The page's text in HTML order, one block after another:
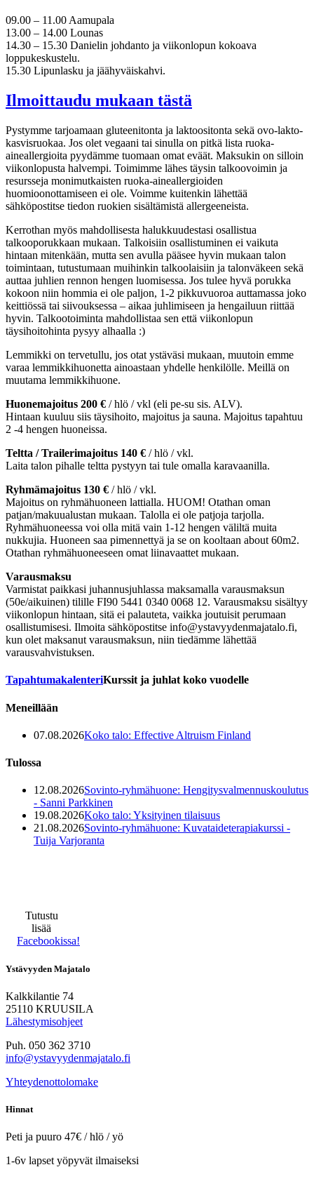
09.00 – 11.00 Aamupala
13.00 – 14.00 Lounas
14.30 – 15.30 Danielin johdanto ja viikonlopun kokoava
loppukeskustelu.
15.30 Lipunlasku ja jäähyväiskahvi.
Ilmoittaudu mukaan tästä
Pystymme tarjoamaan gluteenitonta ja laktoositonta sekä ovo-lakto-
kasvisruokaa. Jos olet vegaani tai sinulla on pitkä lista ruoka-
aineallergioita pyydämme tuomaan omat eväät. Maksukin on silloin
viikonlopusta halvempi. Toimimme lähes täysin talkoovoimin ja
resursseja monimutkaisten ruoka-aineallergioiden
huomioonottamiseen ei ole. Voimme kuitenkin lähettää
sähköpostitse tiedon ruokien sisältämistä allergeeneista.
Kerrothan myös mahdollisesta halukkuudestasi osallistua
talkooporukkaan mukaan. Talkoisiin osallistuminen ei vaikuta
hintaan mitenkään, mutta sen avulla pääsee hyvin mukaan talon
toimintaan, tutustumaan muihinkin talkoolaisiin ja talonväkeen sekä
auttaa juhlien rennon hengen luomisessa. Jos tulee hyvä porukka
kokoon niin hommia ei ole paljon, 1-2 pikkuvuoroa auttamassa joko
keittiössä tai siivouksessa – aikaa juhlimiseen ja hengailuun riittää
hyvin. Talkootoiminta mahdollistaa sen että viikonlopun
täysihoitohinta pysyy alhaalla :)
Lemmikki on tervetullu, jos otat ystäväsi mukaan, muutoin emme
varaa lemmikkihuonetta ainoastaan yhdelle henkilölle. Meillä on
muutama lemmikkihuone.
Huonemajoitus 200 € / hlö / vkl (eli pe-su sis. ALV).
Hintaan kuuluu siis täysihoito, majoitus ja sauna. Majoitus tapahtuu
2 -4 hengen huoneissa.
Teltta / Trailerimajoitus 140 € / hlö / vkl.
Laita talon pihalle teltta pystyyn tai tule omalla karavaanilla.
Ryhmämajoitus 130 € / hlö / vkl.
Majoitus on ryhmähuoneen lattialla. HUOM! Otathan oman
patjan/makuualustan mukaan. Talolla ei ole patjoja tarjolla.
Ryhmähuoneessa voi olla mitä vain 1-12 hengen väliltä muita
nukkujia. Huoneen saa pimennettyä ja se on kooltaan about 60m2.
Otathan ryhmähuoneeseen omat liinavaattet mukaan.
Varausmaksu
Varmistat paikkasi juhannusjuhlassa maksamalla varausmaksun
(50e/aikuinen) tilille FI90 5441 0340 0068 12. Varausmaksu sisältyy
viikonlopun hintaan, sitä ei palauteta, vaikka joutuisit perumaan
osallistumisesi. Ilmoita sähköpostitse info@ystavyydenmajatalo.fi,
kun olet maksanut varausmaksun, niin tiedämme lähettää
varausvahvistuksen.
Tapahtuma­kalenteriKurssit ja juhlat koko vuodelle
Meneillään
07.08.2026Koko talo: Effective Altruism Finland
Tulossa
12.08.2026Sovinto-ryhmähuone: Hengitysvalmennuskoulutus
- Sanni Parkkinen
19.08.2026Koko talo: Yksityinen tilaisuus
21.08.2026Sovinto-ryhmähuone: Kuvataideterapiakurssi -
Tuija Varjoranta
Tutustu
lisää
Facebookissa!
Ystävyyden Majatalo
Kalkkilantie 74
25110 KRUUSILA
Lähestymisohjeet
Puh. 050 362 3710
info@ystavyydenmajatalo.fi
Yhteydenottolomake
Hinnat
Peti ja puuro 47€ / hlö / yö
1-6v lapset yöpyvät ilmaiseksi